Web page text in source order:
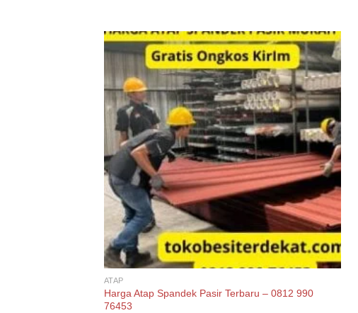
ATAP
Harga Atap Spandek Pasir Terbaru – 0812 990
76453